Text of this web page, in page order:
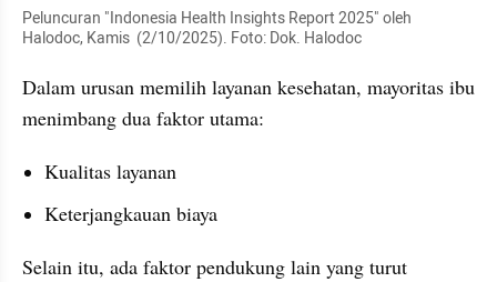
Peluncuran "Indonesia Health Insights Report 2025" oleh
Halodoc, Kamis  (2/10/2025). Foto: Dok. Halodoc
Dalam urusan memilih layanan kesehatan, mayoritas ibu
menimbang dua faktor utama:
Kualitas layanan
Keterjangkauan biaya
Selain itu, ada faktor pendukung lain yang turut